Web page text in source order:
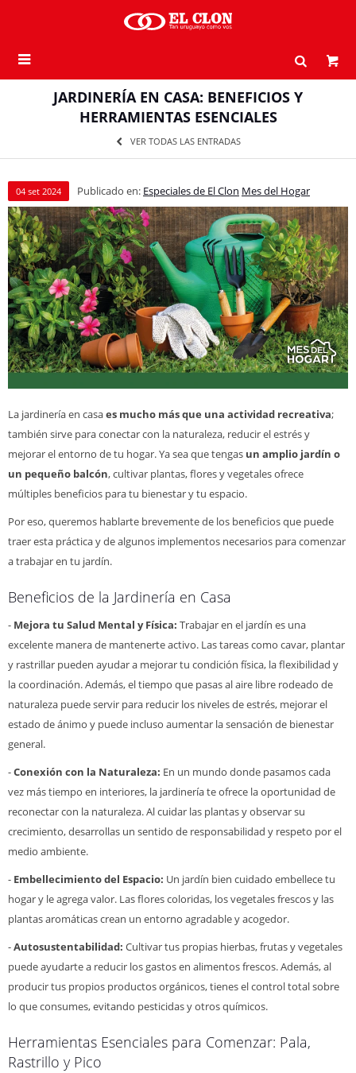

JARDINERÍA EN CASA: BENEFICIOS Y
HERRAMIENTAS ESENCIALES
VER TODAS LAS ENTRADAS
04 set 2024 Publicado en: Especiales de El Clon Mes del Hogar
La jardinería en casaes mucho más que una actividad recreativa;
también sirve para conectar con la naturaleza, reducir el estrés y
mejorar el entorno de tu hogar. Ya sea que tengas un amplio jardín o
un pequeño balcón, cultivar plantas, flores y vegetales ofrece
múltiples beneficios para tu bienestar y tu espacio.
Por eso, queremos hablarte brevemente de los beneficios que puede
traer esta práctica y de algunos implementos necesarios para comenzar
a trabajar en tu jardín.
Beneficios de la Jardinería en Casa
- Mejora tu Salud Mental y Física: Trabajar en el jardín es una
excelente manera de mantenerte activo. Las tareas como cavar, plantar
y rastrillar pueden ayudar a mejorar tu condición física, la flexibilidad y
la coordinación. Además, el tiempo que pasas al aire libre rodeado de
naturaleza puede servir para reducir los niveles de estrés, mejorar el
estado de ánimo y puede incluso aumentar la sensación de bienestar
general.
-Conexión con la Naturaleza: En un mundo donde pasamos cada
vez más tiempo en interiores, la jardinería te ofrece la oportunidad de
reconectar con la naturaleza. Al cuidar las plantas y observar su
crecimiento, desarrollas un sentido de responsabilidad y respeto por el
medio ambiente.
- Embellecimiento del Espacio: Un jardín bien cuidado embellece tu
hogar y le agrega valor. Las flores coloridas, los vegetales frescos y las
plantas aromáticas crean un entorno agradable y acogedor.
-Autosustentabilidad: Cultivar tus propias hierbas, frutas y vegetales
puede ayudarte a reducir los gastos en alimentos frescos. Además, al
producir tus propios productos orgánicos, tienes el control total sobre
lo que consumes, evitando pesticidas y otros químicos.
Herramientas Esenciales para Comenzar: Pala,
Rastrillo y Pico